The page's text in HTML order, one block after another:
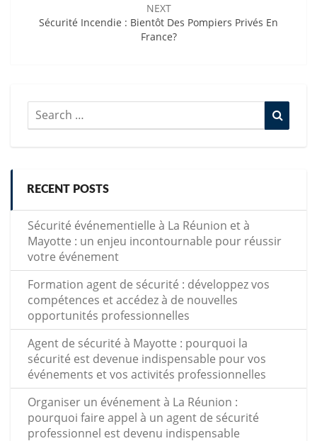
NEXT
Sécurité Incendie : Bientôt Des Pompiers Privés En
France?
Search
for:
RECENT POSTS
Sécurité événementielle à La Réunion et à
Mayotte : un enjeu incontournable pour réussir
votre événement
Formation agent de sécurité : développez vos
compétences et accédez à de nouvelles
opportunités professionnelles
Agent de sécurité à Mayotte : pourquoi la
sécurité est devenue indispensable pour vos
événements et vos activités professionnelles
Organiser un événement à La Réunion :
pourquoi faire appel à un agent de sécurité
professionnel est devenu indispensable